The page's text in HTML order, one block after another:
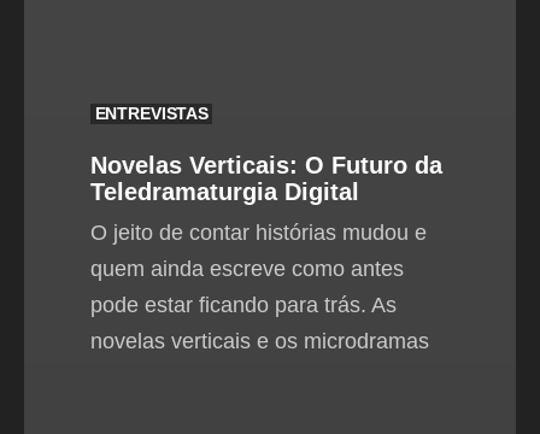
ENTREVISTAS
Novelas Verticais: O Futuro da
Teledramaturgia Digital
O jeito de contar histórias mudou e
quem ainda escreve como antes
pode estar ficando para trás. As
novelas verticais e os microdramas